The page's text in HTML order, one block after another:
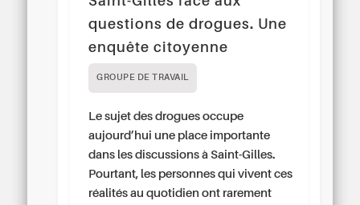
questions de drogues. Une
enquête citoyenne
GROUPE DE TRAVAIL
Le sujet des drogues occupe
aujourd’hui une place importante
dans les discussions à Saint-Gilles.
Pourtant, les personnes qui vivent ces
réalités au quotidien ont rarement